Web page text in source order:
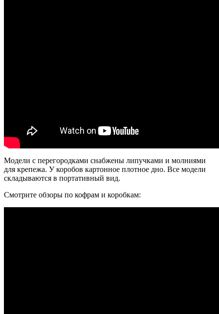
Модели с перегородками снабжены липучками и молниями
для крепежа. У коробов картонное плотное дно. Все модели
складываются в портативный вид.
Смотрите обзоры по кофрам и коробкам: